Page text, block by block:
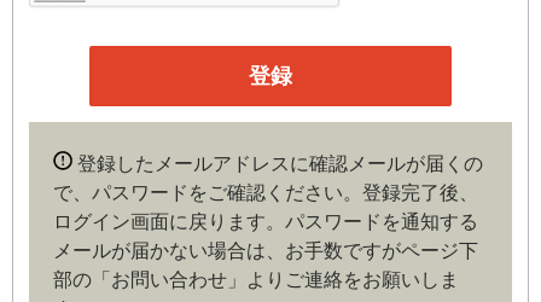
本サイトの会員は、機関投資家や金融機関の役職員、事業
企業や官公庁、研究機関などの役職員、もしくは専門家の
いずれかに該当していることを条件とし、登録の申し込み
を行うには、当社が入会を承諾した時点で、本会員規約の
の内容がある場合や本規約に違反するおそれがある場合に
は、当社は会員登録を拒否もしくは抹消することができま
す。
第４条（ユーザー名とパスワードの管理）
登録したメールアドレスに確認メールが届くの
で、パスワードをご確認ください。登録完了後、
ログイン画面に戻ります。パスワードを通知する
メールが届かない場合は、お手数ですがページ下
部の「お問い合わせ」よりご連絡をお願いしま